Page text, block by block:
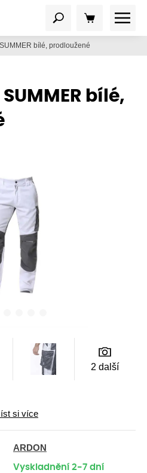
bílé, prodloužené
bílé,
2 další
si více
ARDON
Vyskladnění 2-7 dní